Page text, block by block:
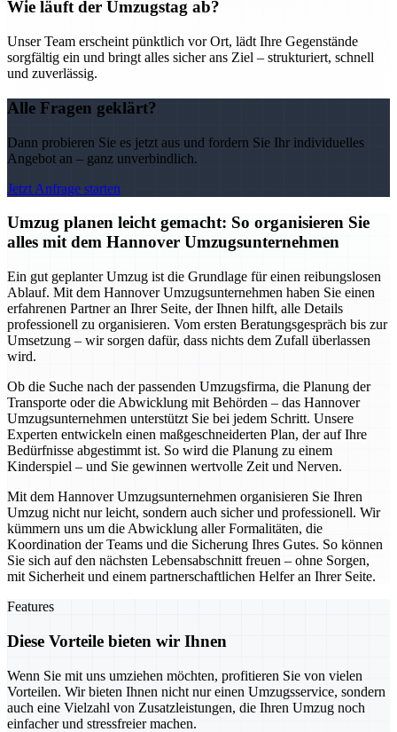
Wie läuft der Umzugstag ab?
Unser Team erscheint pünktlich vor Ort, lädt Ihre Gegenstände
sorgfältig ein und bringt alles sicher ans Ziel – strukturiert, schnell
und zuverlässig.
Alle Fragen geklärt?
Dann probieren Sie es jetzt aus und fordern Sie Ihr individuelles
Angebot an – ganz unverbindlich.
Jetzt Anfrage starten
Umzug planen leicht gemacht: So organisieren Sie
alles mit dem Hannover Umzugsunternehmen
Ein gut geplanter Umzug ist die Grundlage für einen reibungslosen
Ablauf. Mit dem Hannover Umzugsunternehmen haben Sie einen
erfahrenen Partner an Ihrer Seite, der Ihnen hilft, alle Details
professionell zu organisieren. Vom ersten Beratungsgespräch bis zur
Umsetzung – wir sorgen dafür, dass nichts dem Zufall überlassen
wird.
Ob die Suche nach der passenden Umzugsfirma, die Planung der
Transporte oder die Abwicklung mit Behörden – das Hannover
Umzugsunternehmen unterstützt Sie bei jedem Schritt. Unsere
Experten entwickeln einen maßgeschneiderten Plan, der auf Ihre
Bedürfnisse abgestimmt ist. So wird die Planung zu einem
Kinderspiel – und Sie gewinnen wertvolle Zeit und Nerven.
Mit dem Hannover Umzugsunternehmen organisieren Sie Ihren
Umzug nicht nur leicht, sondern auch sicher und professionell. Wir
kümmern uns um die Abwicklung aller Formalitäten, die
Koordination der Teams und die Sicherung Ihres Gutes. So können
Sie sich auf den nächsten Lebensabschnitt freuen – ohne Sorgen,
mit Sicherheit und einem partnerschaftlichen Helfer an Ihrer Seite.
Features
Diese Vorteile bieten wir Ihnen
Wenn Sie mit uns umziehen möchten, profitieren Sie von vielen
Vorteilen. Wir bieten Ihnen nicht nur einen Umzugsservice, sondern
auch eine Vielzahl von Zusatzleistungen, die Ihren Umzug noch
einfacher und stressfreier machen.